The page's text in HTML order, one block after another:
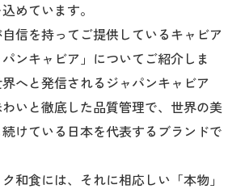
めています。
信を持ってご提供しているキャビア
ンキャビア」についてご紹介しま
へと発信されるジャパンキャビア
いと徹底した品質管理で、世界の美
けている日本を代表するブランドで
和食には、それに相応しい「本物」